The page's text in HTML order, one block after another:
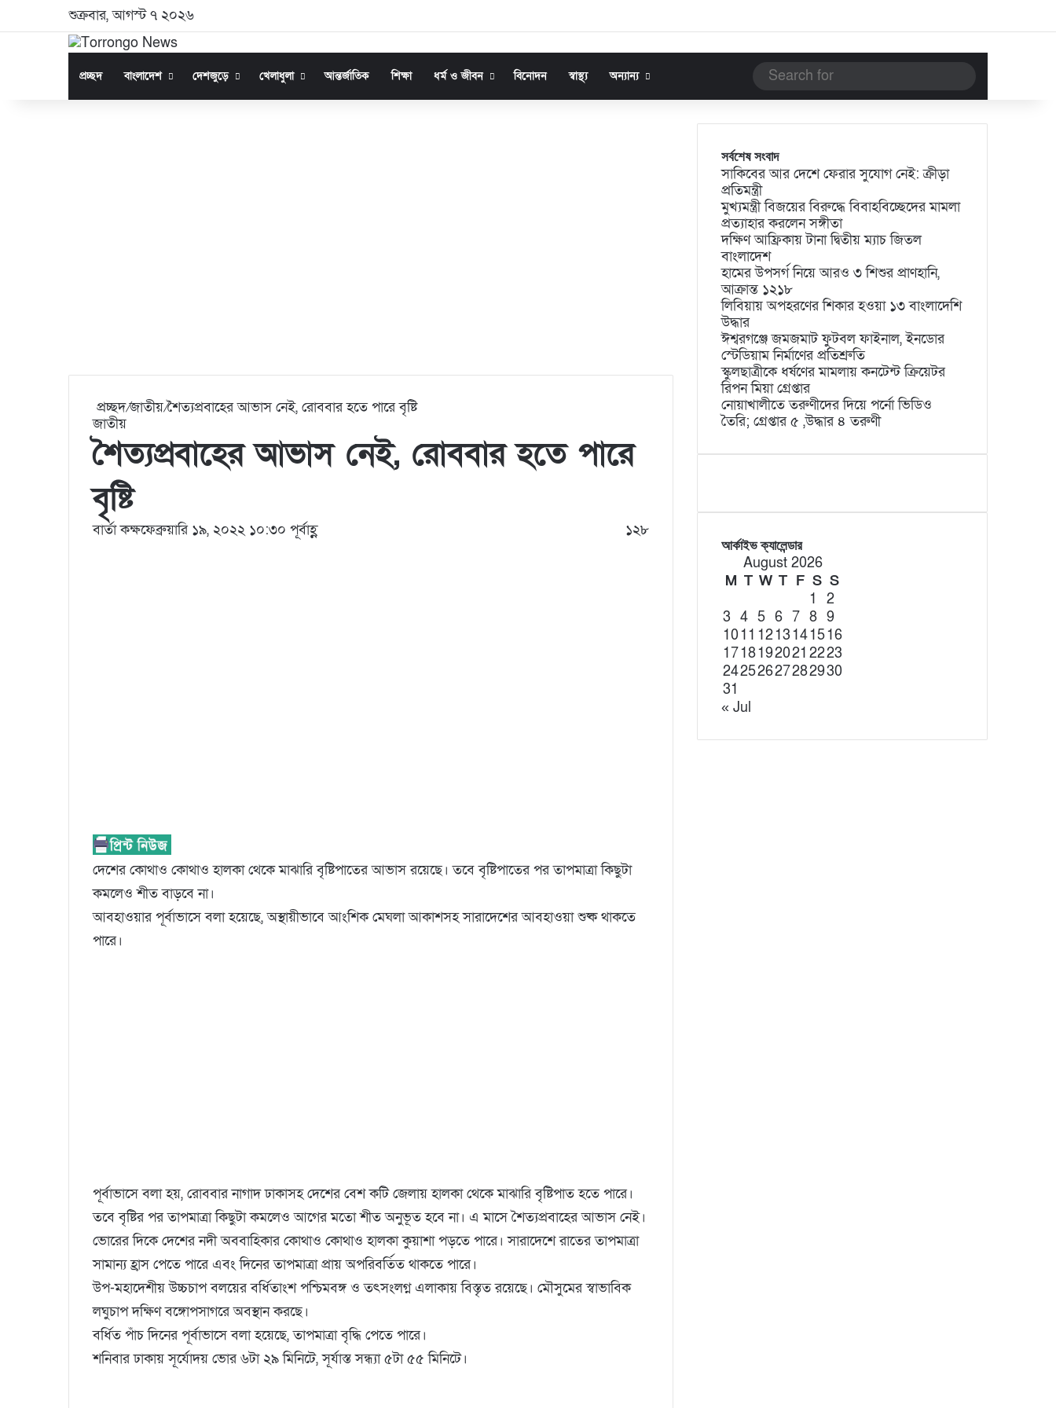
শুক্রবার, আগস্ট ৭ ২০২৬
প্রচ্ছদ বাংলাদেশ দেশজুড়ে খেলাধুলা আন্তর্জাতিক শিক্ষা ধর্ম ও জীবন বিনোদন স্বাস্থ্য অন্যান্য
for
প্রচ্ছদ/জাতীয়/শৈত্যপ্রবাহের আভাস নেই, রোববার হতে পারে বৃষ্টি
জাতীয়
শৈত্যপ্রবাহের আভাস নেই, রোববার হতে পারে
বৃষ্টি
বার্তা কক্ষফেব্রুয়ারি ১৯, ২০২২ ১০:৩০ পূর্বাহ্ণ ১২৮
দেশের কোথাও কোথাও হালকা থেকে মাঝারি বৃষ্টিপাতের আভাস রয়েছে। তবে বৃষ্টিপাতের পর তাপমাত্রা কিছুটা
কমলেও শীত বাড়বে না।
আবহাওয়ার পূর্বাভাসে বলা হয়েছে, অস্থায়ীভাবে আংশিক মেঘলা আকাশসহ সারাদেশের আবহাওয়া শুষ্ক থাকতে
পারে।
পূর্বাভাসে বলা হয়, রোববার নাগাদ ঢাকাসহ দেশের বেশ কটি জেলায় হালকা থেকে মাঝারি বৃষ্টিপাত হতে পারে।
তবে বৃষ্টির পর তাপমাত্রা কিছুটা কমলেও আগের মতো শীত অনুভূত হবে না। এ মাসে শৈত্যপ্রবাহের আভাস নেই।
ভোরের দিকে দেশের নদী অববাহিকার কোথাও কোথাও হালকা কুয়াশা পড়তে পারে। সারাদেশে রাতের তাপমাত্রা
সামান্য হ্রাস পেতে পারে এবং দিনের তাপমাত্রা প্রায় অপরিবর্তিত থাকতে পারে।
উপ-মহাদেশীয় উচ্চচাপ বলয়ের বর্ধিতাংশ পশ্চিমবঙ্গ ও তৎসংলগ্ন এলাকায় বিস্তৃত রয়েছে। মৌসুমের স্বাভাবিক
লঘুচাপ দক্ষিণ বঙ্গোপসাগরে অবস্থান করছে।
বর্ধিত পাঁচ দিনের পূর্বাভাসে বলা হয়েছে, তাপমাত্রা বৃদ্ধি পেতে পারে।
শনিবার ঢাকায় সূর্যোদয় ভোর ৬টা ২৯ মিনিটে, সূর্যাস্ত সন্ধ্যা ৫টা ৫৫ মিনিটে।
সর্বশেষ সংবাদ
সাকিবের আর দেশে ফেরার সুযোগ নেই: ক্রীড়া
প্রতিমন্ত্রী
মুখ্যমন্ত্রী বিজয়ের বিরুদ্ধে বিবাহবিচ্ছেদের মামলা
প্রত্যাহার করলেন সঙ্গীতা
দক্ষিণ আফ্রিকায় টানা দ্বিতীয় ম্যাচ জিতল
বাংলাদেশ
হামের উপসর্গ নিয়ে আরও ৩ শিশুর প্রাণহানি,
আক্রান্ত ১২১৮
লিবিয়ায় অপহরণের শিকার হওয়া ১৩ বাংলাদেশি
উদ্ধার
ঈশ্বরগঞ্জে জমজমাট ফুটবল ফাইনাল, ইনডোর
স্টেডিয়াম নির্মাণের প্রতিশ্রুতি
স্কুলছাত্রীকে ধর্ষণের মামলায় কনটেন্ট ক্রিয়েটর
রিপন মিয়া গ্রেপ্তার
নোয়াখালীতে তরুণীদের দিয়ে পর্নো ভিডিও
তৈরি; গ্রেপ্তার ৫ ,উদ্ধার ৪ তরুণী
আর্কাইভ ক্যালেন্ডার
August 2026
M T W T F S S
1
2
3 4 5 6 7 8 9
1011 1213141516
1718192021 2223
24252627282930
31
« Jul